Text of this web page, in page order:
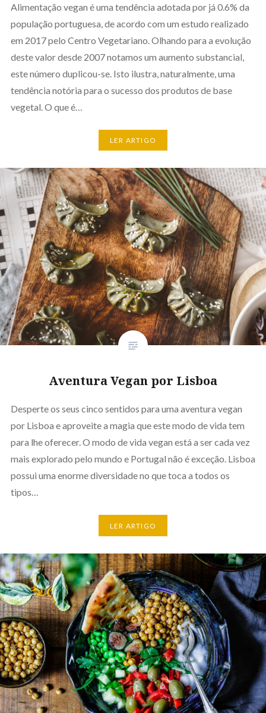
Alimentação vegan é uma tendência adotada por já 0.6% da
população portuguesa, de acordo com um estudo realizado
em 2017 pelo Centro Vegetariano. Olhando para a evolução
deste valor desde 2007 notamos um aumento substancial,
este número duplicou-se. Isto ilustra, naturalmente, uma
tendência notória para o sucesso dos produtos de base
vegetal. O que é…
LER ARTIGO
Aventura Vegan por Lisboa
Desperte os seus cinco sentidos para uma aventura vegan
por Lisboa e aproveite a magia que este modo de vida tem
para lhe oferecer. O modo de vida vegan está a ser cada vez
mais explorado pelo mundo e Portugal não é exceção. Lisboa
possui uma enorme diversidade no que toca a todos os
tipos…
LER ARTIGO